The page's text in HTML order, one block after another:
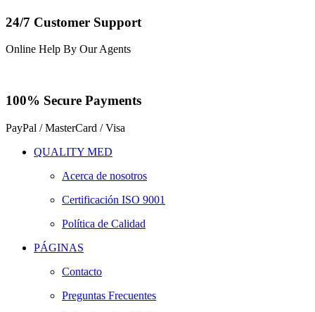
24/7 Customer Support
Online Help By Our Agents
100% Secure Payments
PayPal / MasterCard / Visa
QUALITY MED
Acerca de nosotros
Certificación ISO 9001
Política de Calidad
PÁGINAS
Contacto
Preguntas Frecuentes